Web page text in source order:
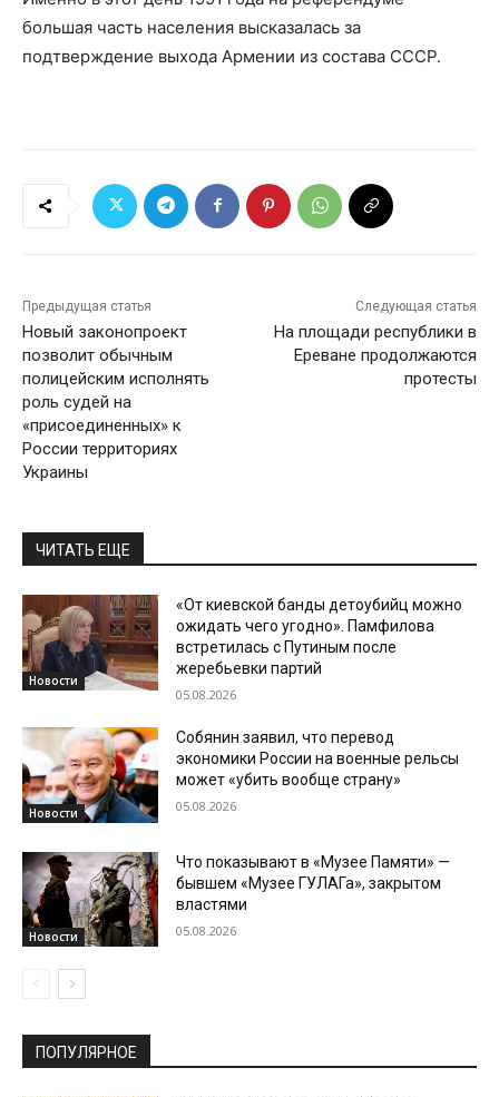
большая часть населения высказалась за
подтверждение выхода Армении из состава СССР.
Предыдущая статья
Новый законопроект
позволит обычным
полицейским исполнять
роль судей на
«присоединенных» к
России территориях
Украины
Следующая статья
На площади республики в
Ереване продолжаются
протесты
ЧИТАТЬ ЕЩЕ
Новости
«От киевской банды детоубийц можно
ожидать чего угодно». Памфилова
встретилась с Путиным после
жеребьевки партий
05.08.2026
Новости
Собянин заявил, что перевод
экономики России на военные рельсы
может «убить вообще страну»
05.08.2026
Новости
Что показывают в «Музее Памяти» —
бывшем «Музее ГУЛАГа», закрытом
властями
05.08.2026
ПОПУЛЯРНОЕ